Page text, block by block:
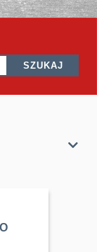
SZUKAJ